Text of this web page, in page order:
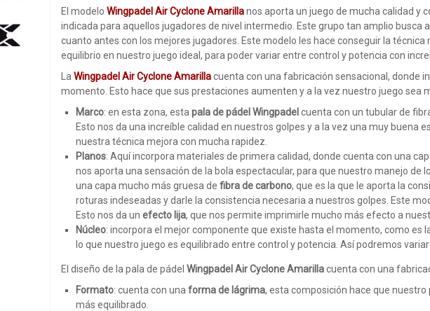
El modelo Wingpadel Air Cyclone Amarillanos aporta un juego de mucha calidad y
indicada para aquellos jugadores de nivel intermedio. Este grupo tan amplio busca
cuanto antes con los mejores jugadores. Este modelo les hace conseguir la
equilibrio en nuestro juego ideal, para poder variar entre control y potencia con
La Wingpadel Air Cyclone Amarillacuenta con una fabricación sensacional, donde
momento. Esto hace que sus prestaciones aumenten y a la vez nuestro juego sea
Marco: en esta zona, esta pala de pádel Wingpadel cuenta con un tubular de
Esto nos da una increíble calidad en nuestros golpes y a la vez una muy buena
nuestra técnica mejora con mucha rapidez.
Planos: Aquí incorpora materiales de primera calidad, donde cuenta con una
nos aporta una sensación de la bola espectacular, para que nuestro manejo de
una capa mucho más gruesa de fibra de carbono, que es la que le aporta la
roturas indeseadas y darle la consistencia necesaria a nuestros golpes. Este
Esto nos da un efecto lija, que nos permite imprimirle mucho más efecto a
Núcleo: incorpora el mejor componente que existe hasta el momento, como es
lo que nuestro juego es equilibrado entre control y potencia. Así podremos
El diseño de la pala de pádel Wingpadel Air Cyclone Amarillacuenta con una
Formato: cuenta con una forma de lágrima, esta composición hace que
más equilibrado.